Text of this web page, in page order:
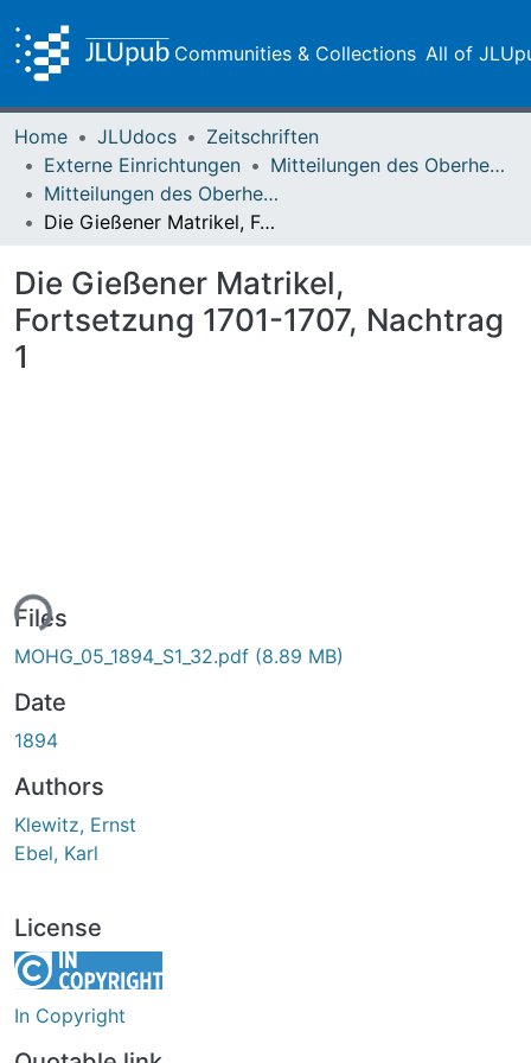
Communities & Collections All of
Home JLUdocs
Zeitschriften
Externe Einrichtungen
Mitteilungen des Oberhessischen Geschichtsvereins Gießen
Mitteilungen des Oberhessischen Geschichtsvereins Gießen Vol. 005 (1894)
Die Gießener Matrikel, Fortsetzung 1701-1707, Nachtrag 1
Die Gießener Matrikel,
Fortsetzung 1701-1707, Nachtrag
1
Files
MOHG_05_1894_S1_32.pdf (8.89 MB)
Date
1894
Authors
Klewitz, Ernst
Ebel, Karl
License
In Copyright